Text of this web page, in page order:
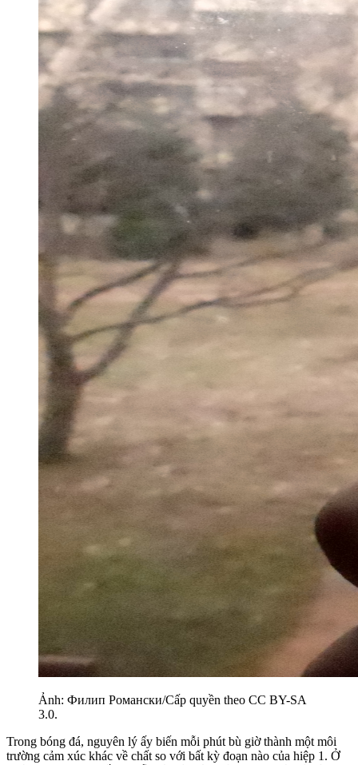
Ảnh: Филип Романски/Cấp quyền theo CC BY-SA
3.0.
Trong bóng đá, nguyên lý ấy biến mỗi phút bù giờ thành một môi
trường cảm xúc khác về chất so với bất kỳ đoạn nào của hiệp 1. Ở